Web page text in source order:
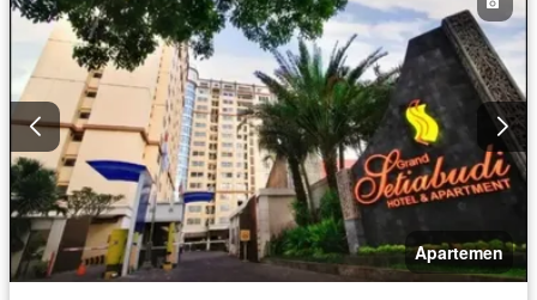
Apartemen